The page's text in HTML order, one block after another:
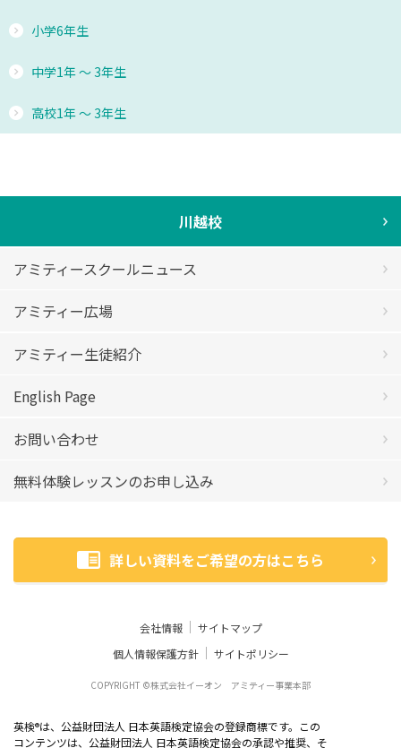
小学6年生
中学1年 ～ 3年生
高校1年 ～ 3年生
川越校
アミティースクールニュース
アミティー広場
アミティー生徒紹介
English Page
お問い合わせ
無料体験レッスンのお申し込み
詳しい資料をご希望の方はこちら
会社情報
サイトマップ
個人情報保護方針
サイトポリシー
COPYRIGHT ©株式会社イーオン アミティー事業本部
英検®は、公益財団法人 日本英語検定協会の登録商標です。この
コンテンツは、公益財団法人 日本英語検定協会の承認や推奨、そ